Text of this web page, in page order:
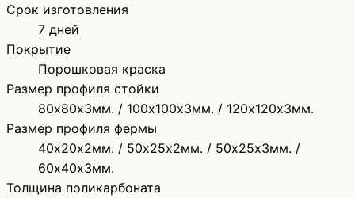
Срок изготовления
7 дней
Покрытие
Порошковая краска
Размер профиля стойки
80х80х3мм. / 100х100х3мм. / 120х120х3мм.
Размер профиля фермы
40х20х2мм. / 50х25х2мм. / 50х25х3мм. /
60х40х3мм.
Толщина поликарбоната